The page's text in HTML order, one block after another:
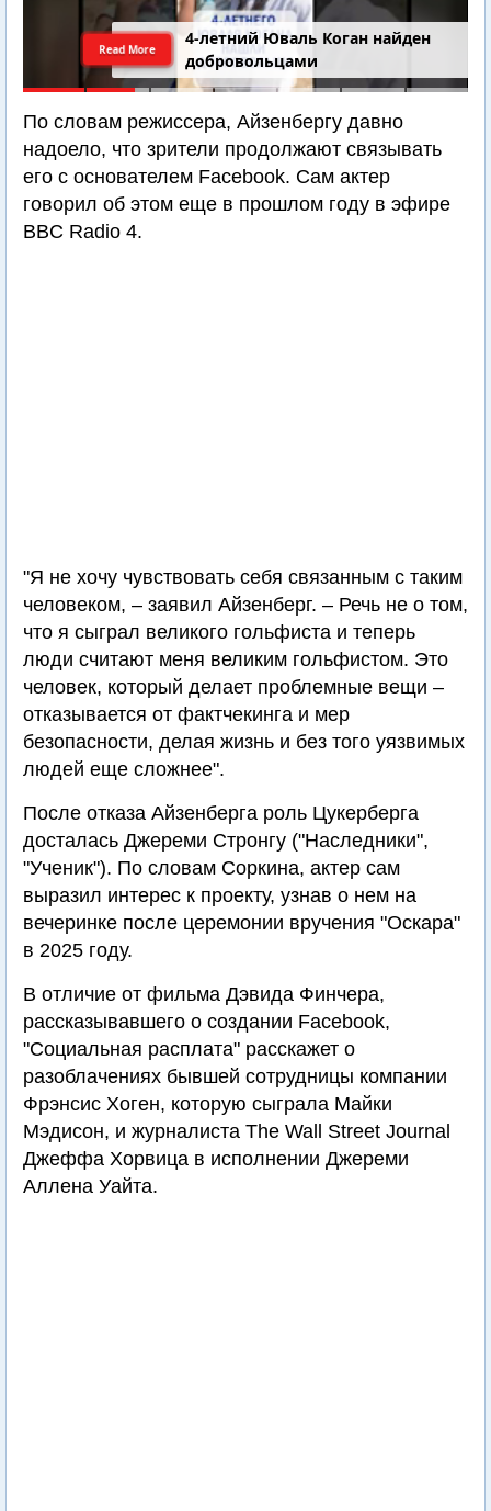
4-летний Юваль Коган найден
добровольцами
Read More
По словам режиссера, Айзенбергу давно
надоело, что зрители продолжают связывать
его с основателем Facebook. Сам актер
говорил об этом еще в прошлом году в эфире
BBC Radio 4.
"Я не хочу чувствовать себя связанным с таким
человеком, – заявил Айзенберг. – Речь не о том,
что я сыграл великого гольфиста и теперь
люди считают меня великим гольфистом. Это
человек, который делает проблемные вещи –
отказывается от фактчекинга и мер
безопасности, делая жизнь и без того уязвимых
людей еще сложнее".
После отказа Айзенберга роль Цукерберга
досталась Джереми Стронгу ("Наследники",
"Ученик"). По словам Соркина, актер сам
выразил интерес к проекту, узнав о нем на
вечеринке после церемонии вручения "Оскара"
в 2025 году.
В отличие от фильма Дэвида Финчера,
рассказывавшего о создании Facebook,
"Социальная расплата" расскажет о
разоблачениях бывшей сотрудницы компании
Фрэнсис Хоген, которую сыграла Майки
Мэдисон, и журналиста The Wall Street Journal
Джеффа Хорвица в исполнении Джереми
Аллена Уайта.